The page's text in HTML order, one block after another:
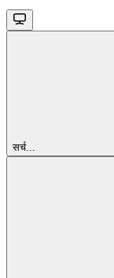
सर्च...